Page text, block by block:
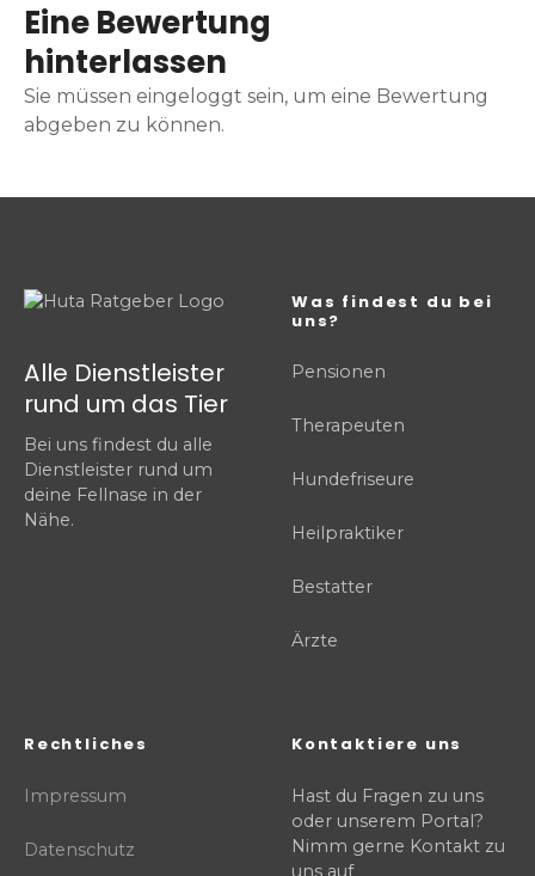
Eine Bewertung
hinterlassen
Sie müssen eingeloggt sein, um eine Bewertung
abgeben zu können.
Alle Dienstleister
rund um das Tier
Bei uns findest du alle
Dienstleister rund um
deine Fellnase in der
Nähe.
Was findest du bei
uns?
Pensionen
Therapeuten
Hundefriseure
Heilpraktiker
Bestatter
Ärzte
Rechtliches
Impressum
Datenschutz
Kontaktiere uns
Hast du Fragen zu uns
oder unserem Portal?
Nimm gerne Kontakt zu
uns auf